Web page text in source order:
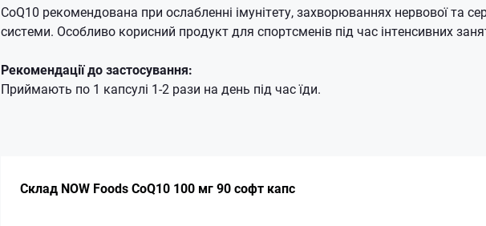
CoQ10 рекомендована при ослабленні імунітету, захворюваннях нервової та
системи. Особливо корисний продукт для спортсменів під час інтенсивних
Рекомендації до застосування:
Приймають по 1 капсулі 1-2 рази на день під час їди.
Склад NOW Foods CoQ10 100 мг 90 софт капс